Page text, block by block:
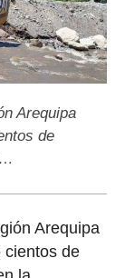
Arequipa
de
Arequipa
cientos de